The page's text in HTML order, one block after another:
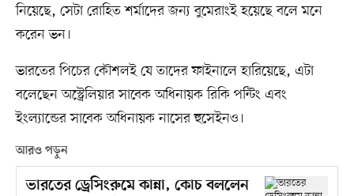
নিয়েছে, সেটা রোহিত শর্মাদের জন্য বুমেরাংই হয়েছে বলে মনে
করেন ভন।
ভারতের পিচের কৌশলই যে তাদের ফাইনালে হারিয়েছে, এটা
বলেছেন অস্ট্রেলিয়ার সাবেক অধিনায়ক রিকি পন্টিং এবং
ইংল্যান্ডের সাবেক অধিনায়ক নাসের হুসেইনও।
আরও পড়ুন
ভারতের ড্রেসিংরুমে কান্না, কোচ বললেন